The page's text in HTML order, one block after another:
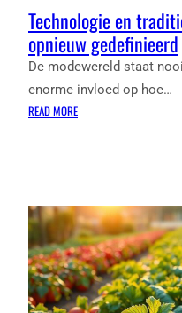
Technologie en
opnieuw gedefinieerd
De modewereld staat
enorme invloed op hoe…
READ MORE:
TOEKOMST
VAN
MODE
OPNIEUW
GEDEFINIEERD